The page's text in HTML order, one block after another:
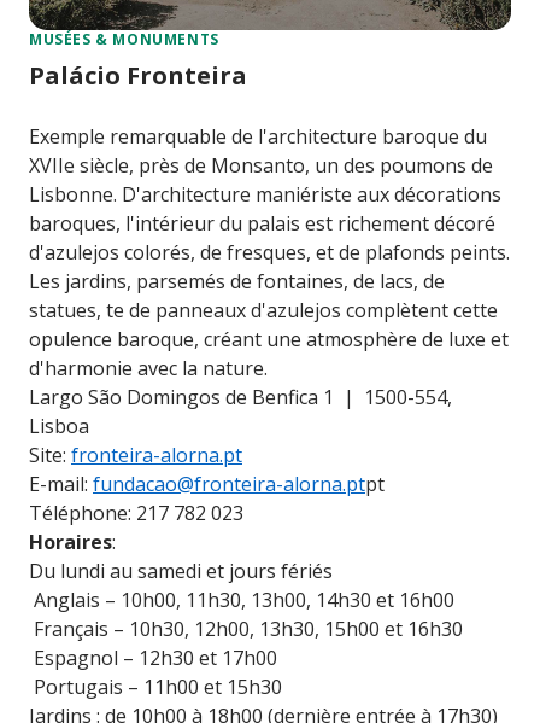
MUSÉES & MONUMENTS
Palácio Fronteira
Exemple remarquable de l'architecture baroque du
XVIIe siècle, près de Monsanto, un des poumons de
Lisbonne. D'architecture maniériste aux décorations
baroques, l'intérieur du palais est richement décoré
d'azulejos colorés, de fresques, et de plafonds peints.
Les jardins, parsemés de fontaines, de lacs, de
statues, te de panneaux d'azulejos complètent cette
opulence baroque, créant une atmosphère de luxe et
d'harmonie avec la nature.
Largo São Domingos de Benfica 1 | 1500-554,
Lisboa
Site: fronteira-alorna.pt
E-mail: fundacao@fronteira-alorna.ptpt
Téléphone: 217 782 023
Horaires:
Du lundi au samedi et jours fériés
Anglais – 10h00, 11h30, 13h00, 14h30 et 16h00
Français – 10h30, 12h00, 13h30, 15h00 et 16h30
Espagnol – 12h30 et 17h00
Portugais – 11h00 et 15h30
Jardins : de 10h00 à 18h00 (dernière entrée à 17h30)